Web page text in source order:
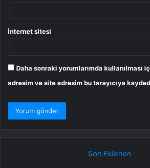
İnternet sitesi
Daha sonraki yorumlarımda kullanılması
adresim ve site adresim bu tarayıcıya
Son Eklenen